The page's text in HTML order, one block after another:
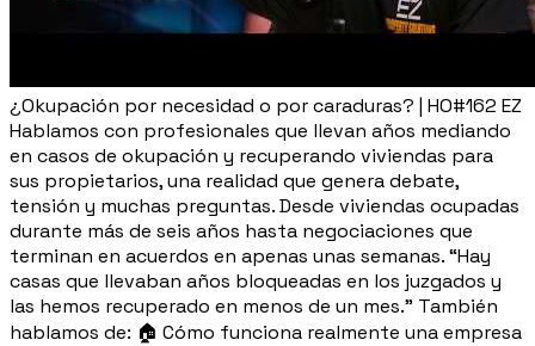
¿Okupación por necesidad o por caraduras? | HO#162 EZ
Hablamos con profesionales que llevan años mediando
en casos de okupación y recuperando viviendas para
sus propietarios, una realidad que genera debate,
tensión y muchas preguntas. Desde viviendas ocupadas
durante más de seis años hasta negociaciones que
terminan en acuerdos en apenas unas semanas. “Hay
casas que llevaban años bloqueadas en los juzgados y
las hemos recuperado en menos de un mes.” También
hablamos de: 🏠 Cómo funciona realmente una empresa